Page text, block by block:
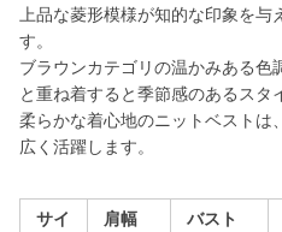
上品な菱形模様が知的な印象を
す。
ブラウンカテゴリの温かみある色
と重ね着すると季節感のあるスタ
柔らかな着心地のニットベストは
広く活躍します。
サイ
肩幅
バスト